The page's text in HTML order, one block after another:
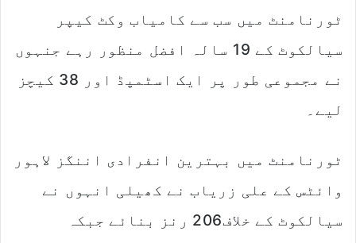
ٹورنامنٹ میں سب سے کامیاب وکٹ کیپر
سیالکوٹ کے 19 سالہ افضل منظور رہے جنہوں
نے مجموعی طور پر ایک اسٹمپڈ اور 38 کیچز
لیے۔
ٹورنامنٹ میں بہترین انفرادی اننگز لاہور
وائٹس کے علی زریاب نے کھیلی انہوں نے
سیالکوٹ کے خلاف206 رنز بنائے جبکہ